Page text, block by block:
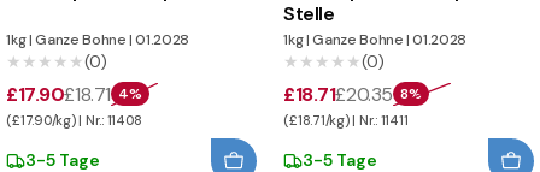
1kg|Ganze Bohne|01.2028
★★★★★
★★★★★(0)
£17.90£18.71 4%
(£17.90/kg) | Nr.: 11408
3-5 Tage
Stelle
1kg|Ganze Bohne|01.2028
★★★★★
★★★★★(0)
£18.71£20.35 8%
(£18.71/kg) | Nr.: 11411
3-5 Tage